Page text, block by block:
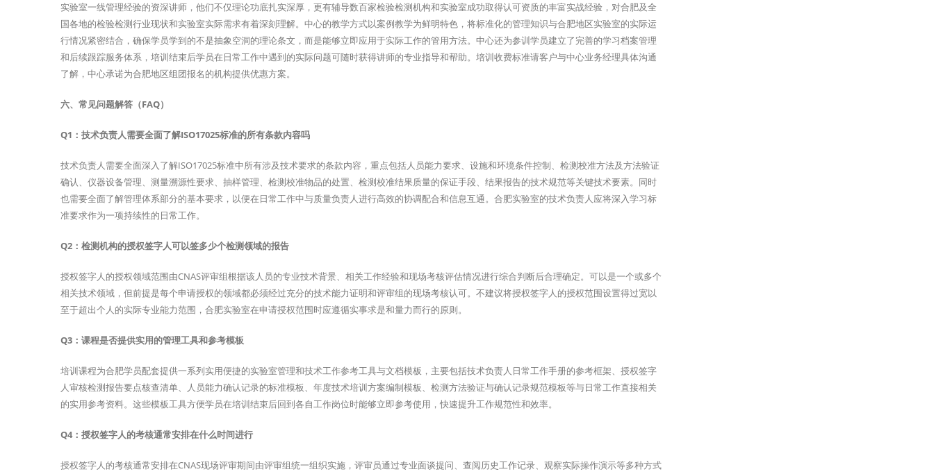
实验室一线管理经验的资深讲师，他们不仅理论功底扎实深厚，更有辅导数百家检验检测机构和实验室成功取得认可资质的丰富实战经验，对合肥及全
国各地的检验检测行业现状和实验室实际需求有着深刻理解。中心的教学方式以案例教学为鲜明特色，将标准化的管理知识与合肥地区实验室的实际运
行情况紧密结合，确保学员学到的不是抽象空洞的理论条文，而是能够立即应用于实际工作的管用方法。中心还为参训学员建立了完善的学习档案管理
和后续跟踪服务体系，培训结束后学员在日常工作中遇到的实际问题可随时获得讲师的专业指导和帮助。培训收费标准请客户与中心业务经理具体沟通
了解，中心承诺为合肥地区组团报名的机构提供优惠方案。
六、常见问题解答（FAQ）
Q1：技术负责人需要全面了解ISO17025标准的所有条款内容吗
技术负责人需要全面深入了解ISO17025标准中所有涉及技术要求的条款内容，重点包括人员能力要求、设施和环境条件控制、检测校准方法及方法验证
确认、仪器设备管理、测量溯源性要求、抽样管理、检测校准物品的处置、检测校准结果质量的保证手段、结果报告的技术规范等关键技术要素。同时
也需要全面了解管理体系部分的基本要求，以便在日常工作中与质量负责人进行高效的协调配合和信息互通。合肥实验室的技术负责人应将深入学习标
准要求作为一项持续性的日常工作。
Q2：检测机构的授权签字人可以签多少个检测领域的报告
授权签字人的授权领域范围由CNAS评审组根据该人员的专业技术背景、相关工作经验和现场考核评估情况进行综合判断后合理确定。可以是一个或多个
相关技术领域，但前提是每个申请授权的领域都必须经过充分的技术能力证明和评审组的现场考核认可。不建议将授权签字人的授权范围设置得过宽以
至于超出个人的实际专业能力范围，合肥实验室在申请授权范围时应遵循实事求是和量力而行的原则。
Q3：课程是否提供实用的管理工具和参考模板
培训课程为合肥学员配套提供一系列实用便捷的实验室管理和技术工作参考工具与文档模板，主要包括技术负责人日常工作手册的参考框架、授权签字
人审核检测报告要点核查清单、人员能力确认记录的标准模板、年度技术培训方案编制模板、检测方法验证与确认记录规范模板等与日常工作直接相关
的实用参考资料。这些模板工具方便学员在培训结束后回到各自工作岗位时能够立即参考使用，快速提升工作规范性和效率。
Q4：授权签字人的考核通常安排在什么时间进行
授权签字人的考核通常安排在CNAS现场评审期间由评审组统一组织实施，评审员通过专业面谈提问、查阅历史工作记录、观察实际操作演示等多种方式